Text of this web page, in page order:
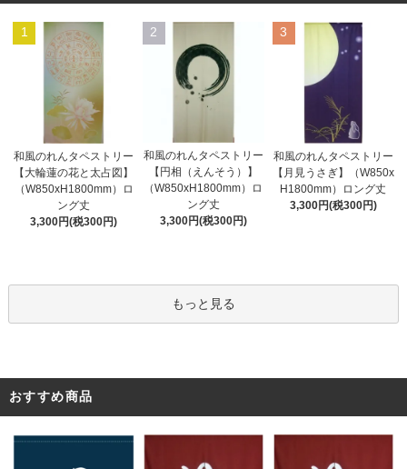
1
和風のれんタペストリー
【大輪蓮の花と太占図】
（W850xH1800mm）ロ
ング丈
3,300円(税300円)
2
和風のれんタペストリー
【円相（えんそう）】
（W850xH1800mm）ロ
ング丈
3,300円(税300円)
3
和風のれんタペストリー
【月見うさぎ】（W850x
H1800mm）ロング丈
3,300円(税300円)
もっと見る
おすすめ商品